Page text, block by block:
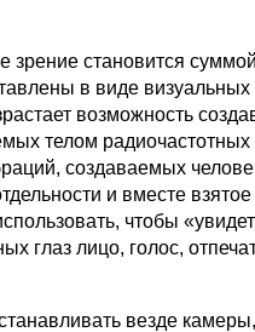
становится
в виде
возможность
телом радиочастотных
создаваемых
и вместе
чтобы
глаз лицо, голос,
везде